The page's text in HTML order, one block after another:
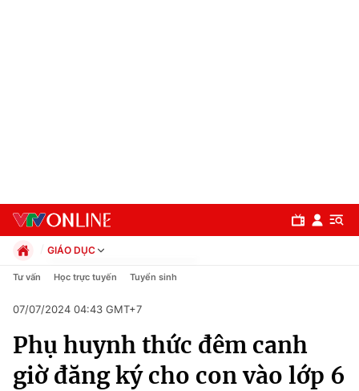
Chuyên mục
Chính trị
GIÁO DỤC
Chính trị
Pháp luật
Kinh tế
Thể thao
Truyền hình
Tư vấn Học trực tuyến Tuyển sinh
07/07/2024 04:43 GMT+7
Phụ huynh thức đêm canh
giờ đăng ký cho con vào lớp 6